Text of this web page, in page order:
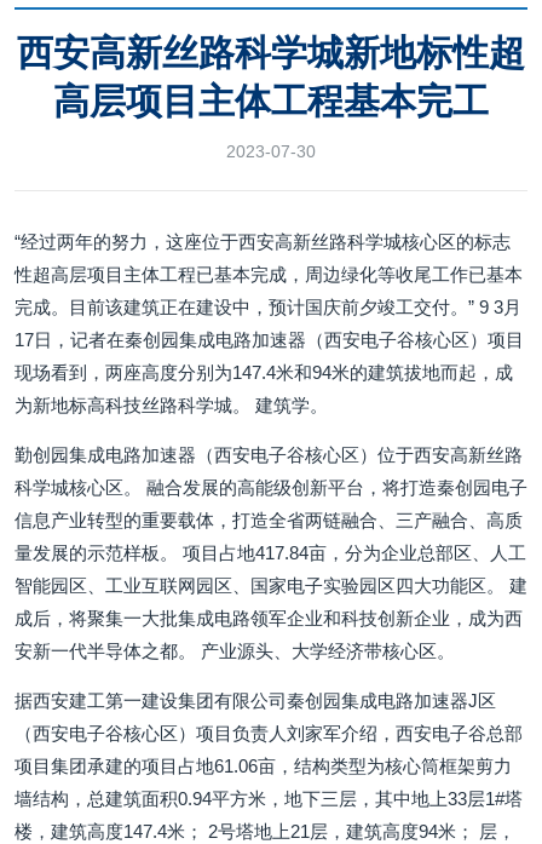
西安高新丝路科学城新地标性超
高层项目主体工程基本完工
2023-07-30
“经过两年的努力，这座位于西安高新丝路科学城核心区的标志
性超高层项目主体工程已基本完成，周边绿化等收尾工作已基本
完成。目前该建筑正在建设中，预计国庆前夕竣工交付。” 9 3月
17日，记者在秦创园集成电路加速器（西安电子谷核心区）项目
现场看到，两座高度分别为147.4米和94米的建筑拔地而起，成
为新地标高科技丝路科学城。 建筑学。
勤创园集成电路加速器（西安电子谷核心区）位于西安高新丝路
科学城核心区。 融合发展的高能级创新平台，将打造秦创园电子
信息产业转型的重要载体，打造全省两链融合、三产融合、高质
量发展的示范样板。 项目占地417.84亩，分为企业总部区、人工
智能园区、工业互联网园区、国家电子实验园区四大功能区。 建
成后，将聚集一大批集成电路领军企业和科技创新企业，成为西
安新一代半导体之都。 产业源头、大学经济带核心区。
据西安建工第一建设集团有限公司秦创园集成电路加速器J区
（西安电子谷核心区）项目负责人刘家军介绍，西安电子谷总部
项目集团承建的项目占地61.06亩，结构类型为核心筒框架剪力
墙结构，总建筑面积0.94平方米，地下三层，其中地上33层1#塔
楼，建筑高度147.4米； 2号塔地上21层，建筑高度94米； 层，